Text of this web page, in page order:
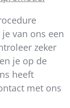
van ons een
zeker
je op de
heeft
met ons